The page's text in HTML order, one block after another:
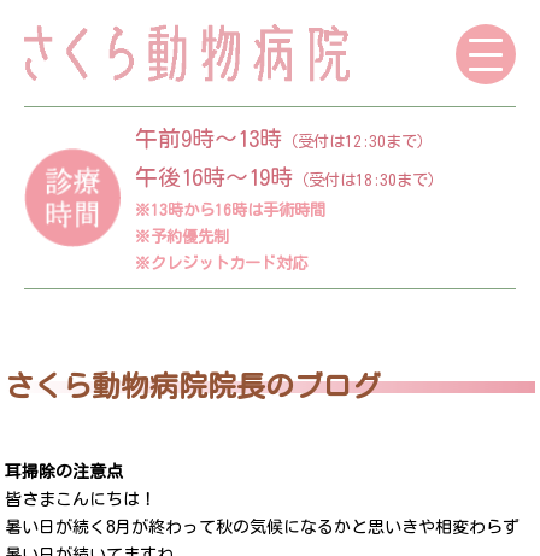
午前9時～13時 （受付は12:30まで）
午後16時～19時 （受付は18:30まで）
※13時から16時は手術時間
※予約優先制
※クレジットカード対応
さくら動物病院院長のブログ
耳掃除の注意点
皆さまこんにちは！
暑い日が続く8月が終わって秋の気候になるかと思いきや相変わらず